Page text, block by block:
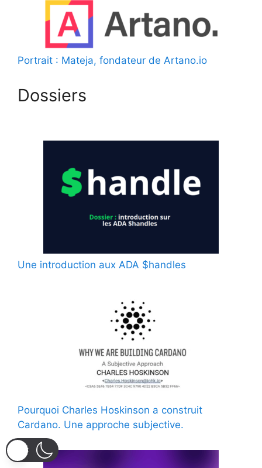
Portrait : Mateja, fondateur de Artano.io
Dossiers
Une introduction aux ADA $handles
Pourquoi Charles Hoskinson a construit
Cardano. Une approche subjective.